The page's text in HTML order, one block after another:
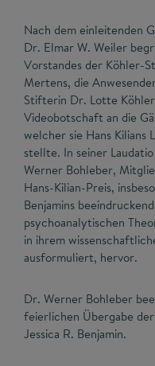
Nach dem einleitenden
Dr. Elmar W. Weiler
Vorstandes der Köhler-
Mertens, die
Stifterin Dr. Lotte
Videobotschaft an die
welcher sie Hans Kilians
stellte. In seiner
Werner Bohleber,
Hans-Kilian-Preis,
Benjamins
psychoanalytischen
in ihrem
ausformuliert, hervor.
Dr. Werner Bohleber
feierlichen Übergabe
Jessica R. Benjamin.